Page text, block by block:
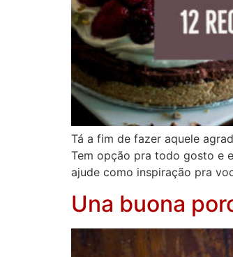
Tá a fim de fazer aquele
Tem opção pra todo gosto e
ajude como inspiração pra
Una buona